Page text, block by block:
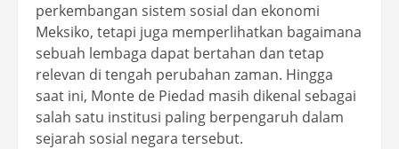
perkembangan sistem sosial dan ekonomi
Meksiko, tetapi juga memperlihatkan bagaimana
sebuah lembaga dapat bertahan dan tetap
relevan di tengah perubahan zaman. Hingga
saat ini, Monte de Piedad masih dikenal sebagai
salah satu institusi paling berpengaruh dalam
sejarah sosial negara tersebut.